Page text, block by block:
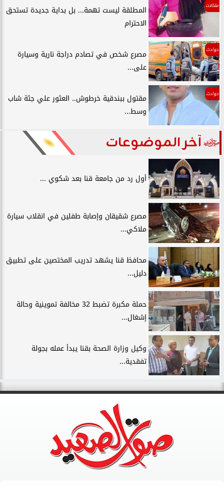
مقالات
المطلقة ليست تهمة... بل بداية جديدة تستحق
الاحترام
حوادث
مصرع شخص في تصادم دراجة نارية وسيارة
على...
حوادث
مقتول ببندقية خرطوش.. العثور علي جثة شاب
وسط...
آخر الموضوعات
أول رد من جامعة قنا بعد شكوي ...
مصرع شقيقان وإصابة طفلين في انقلاب سيارة
ملاكي...
محافظ قنا يشهد تدريب المختصين على تطبيق
دليل...
حملة مكبرة تضبط 32 مخالفة تموينية وحالة
إشغال...
وكيل وزارة الصحة بقنا يبدأ عمله بجولة
تفقدية...